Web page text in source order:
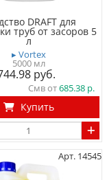
DRAFT для
труб от засоров 5
л
▸ Vortex
5000 мл
Смв от685.38
Купить
Арт. 14545